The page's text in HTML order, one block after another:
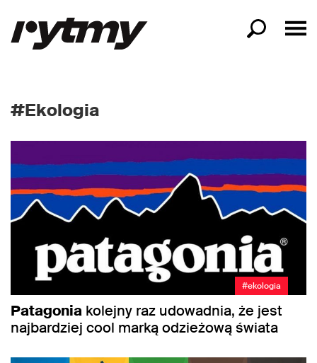
#Ekologia
#ekologia
Patagonia kolejny raz udowadnia, że jest
najbardziej cool marką odzieżową świata